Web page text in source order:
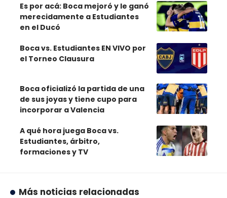
Es por acá: Boca mejoró y le ganó
merecidamente a Estudiantes
en el Ducó
Boca vs. Estudiantes EN VIVO por
el Torneo Clausura
Boca oficializó la partida de una
de sus joyas y tiene cupo para
incorporar a Valencia
A qué hora juega Boca vs.
Estudiantes, árbitro,
formaciones y TV
Más noticias relacionadas